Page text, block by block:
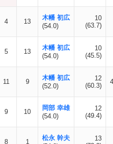
4 13
木幡 初広
(54.0)
10
(63.7)
5 13
木幡 初広
(54.0)
10
(45.5)
11 9
木幡 初広
(52.0)
12
(60.3)
9 10
岡部 幸雄
(54.0)
12
(49.4)
8 1
松永 幹夫
13